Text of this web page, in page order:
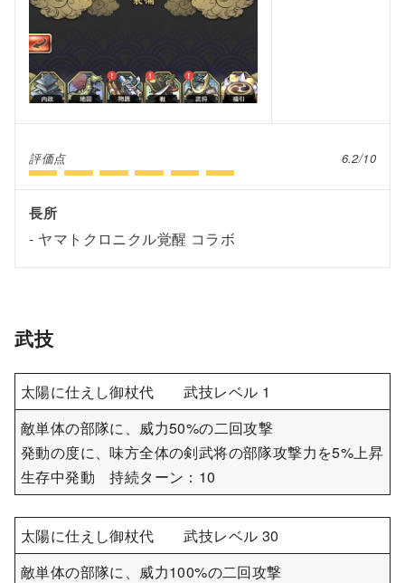
評価点 6.2/10
長所
ヤマトクロニクル覚醒 コラボ
武技
太陽に仕えし御杖代 武技レベル 1
敵単体の部隊に、威力50%の二回攻撃
発動の度に、味方全体の剣武将の部隊攻撃力を5%上昇
生存中発動 持続ターン：10
太陽に仕えし御杖代 武技レベル 30
敵単体の部隊に、威力100%の二回攻撃